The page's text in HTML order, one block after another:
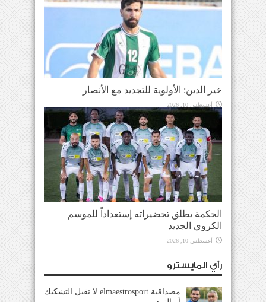
خير الدين: الأولوية للتجديد مع الأنصار
أغسطس 10, 2026
الحكمة يطلق تحضيراته إستعداداً للموسم
الكروي الجديد
أغسطس 10, 2026
رأي المايسترو
مصداقية elmaestrosport لا تقبل التشكيك